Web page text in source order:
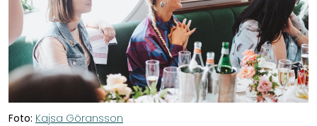
Foto: Kajsa Göransson